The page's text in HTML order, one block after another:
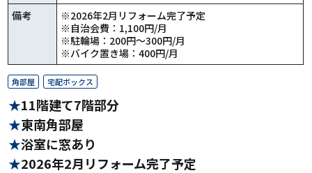
備考
※2026年2月リフォーム完了予定
※自治会費：1,100円/月
※駐輪場：200円～300円/月
※バイク置き場：400円/月
角部屋 宅配ボックス
11階建て7階部分
東南角部屋
浴室に窓あり
2026年2月リフォーム完了予定